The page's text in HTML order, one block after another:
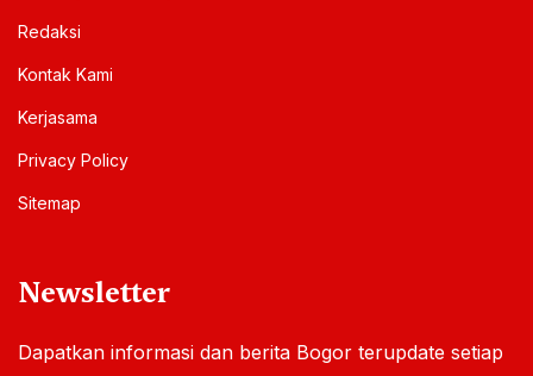
Redaksi
Kontak Kami
Kerjasama
Privacy Policy
Sitemap
Newsletter
Dapatkan informasi dan berita Bogor terupdate setiap